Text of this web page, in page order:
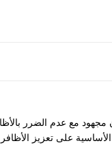
مجهود مع عدم الضرر
على تعزيز